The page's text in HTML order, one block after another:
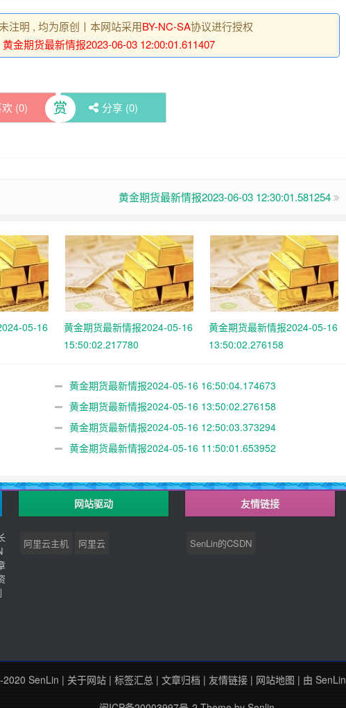
注明 , 均为原创丨本网站采用BY-NC-SA协议进行授权
黄金期货最新情报2023-06-03 12:00:01.611407
(0) 赏 分享 (0)
黄金期货最新情报2023-06-03 12:30:01.581254
05-16
黄金期货最新情报2024-05-16
15:50:02.217780
黄金期货最新情报2024-05-16
13:50:02.276158
黄金期货最新情报2024-05-16 16:50:04.174673
黄金期货最新情报2024-05-16 13:50:02.276158
黄金期货最新情报2024-05-16 12:50:03.373294
黄金期货最新情报2024-05-16 11:50:01.653952
网站驱动
阿里云主机 阿里云
友情链接
SenLin的CSDN
2020SenLin | 关于网站| 标签汇总 | 文章归档 | 友情链接| 网站地图 | 由 SenLin